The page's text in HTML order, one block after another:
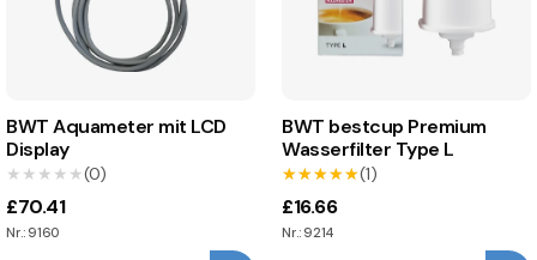
BWT Aquameter mit LCD
Display
★★★★★
★★★★★(0)
£70.41
Nr.: 9160
BWT bestcup Premium
Wasserfilter Type L
★★★★★
★★★★★(1)
£16.66
Nr.: 9214